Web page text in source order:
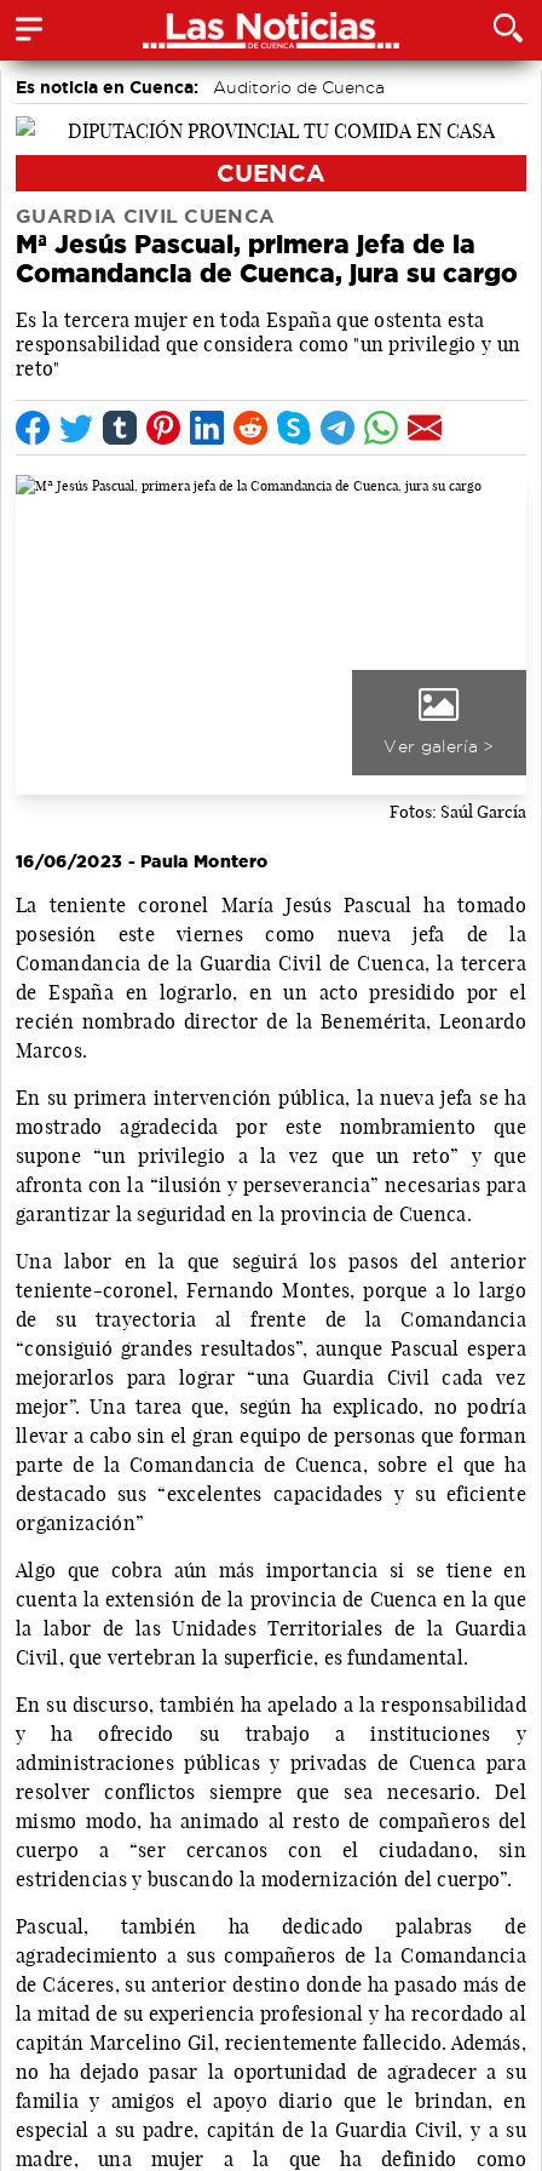
Es noticia en Cuenca: Auditorio de Cuenca
CUENCA
GUARDIA CIVIL CUENCA
Mª Jesús Pascual, primera jefa de la
Comandancia de Cuenca, jura su cargo
Es la tercera mujer en toda España que ostenta esta
responsabilidad que considera como "un privilegio y un
reto"
Ver galería >
Fotos: Saúl García
16/06/2023 - Paula Montero
La teniente coronel María Jesús Pascual ha tomado
posesión este viernes como nueva jefa de la
Comandancia de la Guardia Civil de Cuenca, la tercera
de España en lograrlo, en un acto presidido por el
recién nombrado director de la Benemérita, Leonardo
Marcos.
En su primera intervención pública, la nueva jefa se ha
mostrado agradecida por este nombramiento que
supone “un privilegio a la vez que un reto” y que
afronta con la “ilusión y perseverancia” necesarias para
garantizar la seguridad en la provincia de Cuenca.
Una labor en la que seguirá los pasos del anterior
teniente-coronel, Fernando Montes, porque a lo largo
de su trayectoria al frente de la Comandancia
“consiguió grandes resultados”, aunque Pascual espera
mejorarlos para lograr “una Guardia Civil cada vez
mejor”. Una tarea que, según ha explicado, no podría
llevar a cabo sin el gran equipo de personas que forman
parte de la Comandancia de Cuenca, sobre el que ha
destacado sus “excelentes capacidades y su eficiente
organización”
Algo que cobra aún más importancia si se tiene en
cuenta la extensión de la provincia de Cuenca en la que
la labor de las Unidades Territoriales de la Guardia
Civil, que vertebran la superficie, es fundamental.
En su discurso, también ha apelado a la responsabilidad
y ha ofrecido su trabajo a instituciones y
administraciones públicas y privadas de Cuenca para
resolver conflictos siempre que sea necesario. Del
mismo modo, ha animado al resto de compañeros del
cuerpo a “ser cercanos con el ciudadano, sin
estridencias y buscando la modernización del cuerpo”.
Pascual, también ha dedicado palabras de
agradecimiento a sus compañeros de la Comandancia
de Cáceres, su anterior destino donde ha pasado más de
la mitad de su experiencia profesional y ha recordado al
capitán Marcelino Gil, recientemente fallecido. Además,
no ha dejado pasar la oportunidad de agradecer a su
familia y amigos el apoyo diario que le brindan, en
especial a su padre, capitán de la Guardia Civil, y a su
madre, una mujer a la que ha definido como